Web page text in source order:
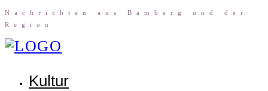
Nach­rich­ten aus Bam­berg und der
Region
Kul­tur